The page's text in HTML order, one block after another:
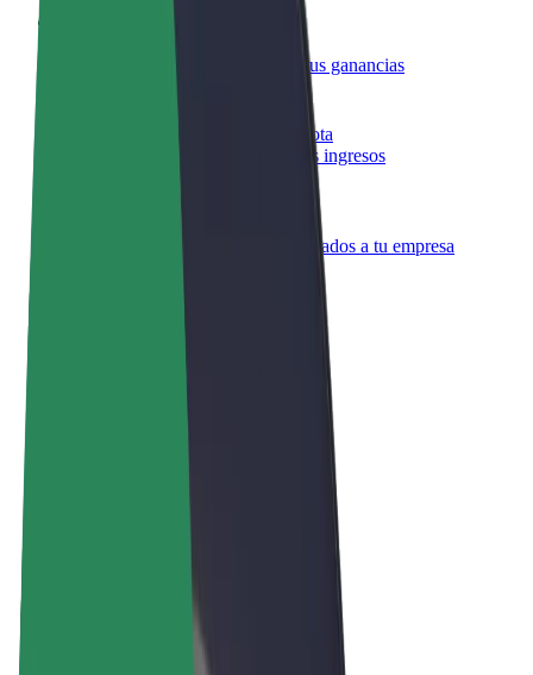
Llegá a más clientes y maximizá tus ganancias
Registrarse como propietario de flota
Añadí tu flota a Bolt y potenciá tus ingresos
Productos y servicios de Bolt adaptados a tu empresa